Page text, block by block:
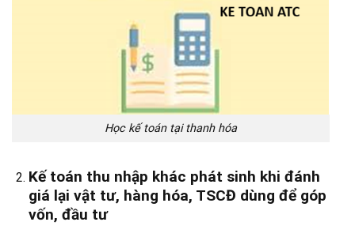
Học kế toán tại thanh hóa
Kế toán thu nhập khác phát sinh khi đánh
giá lại vật tư, hàng hóa, TSCĐ dùng để góp
vốn, đầu tư